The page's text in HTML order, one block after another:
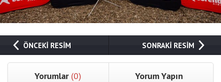
ÖNCEKİ RESİM SONRAKİ RESİM
Yorumlar (0) Yorum Yapın